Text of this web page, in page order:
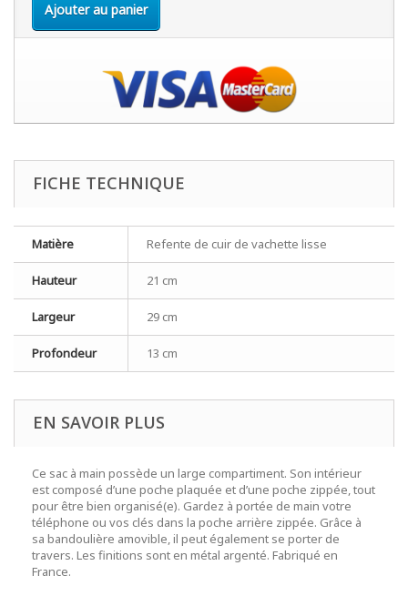
Ajouter au panier
FICHE TECHNIQUE
Matière Refente de cuir de vachette lisse
Hauteur 21 cm
Largeur 29 cm
Profondeur 13 cm
EN SAVOIR PLUS
Ce sac à main possède un large compartiment. Son intérieur
est composé d’une poche plaquée et d’une poche zippée, tout
pour être bien organisé(e). Gardez à portée de main votre
téléphone ou vos clés dans la poche arrière zippée. Grâce à
sa bandoulière amovible, il peut également se porter de
travers. Les finitions sont en métal argenté. Fabriqué en
France.